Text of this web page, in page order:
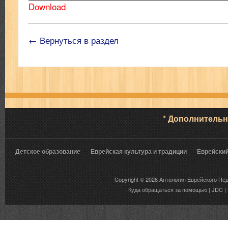
Download
← Вернуться в раздел
*
Детское образование Еврейская культура и традиции
Вкусы еврейской традиции Copyright © 2026Антология Еврейского
Куда обращаться за помощью| JDC|